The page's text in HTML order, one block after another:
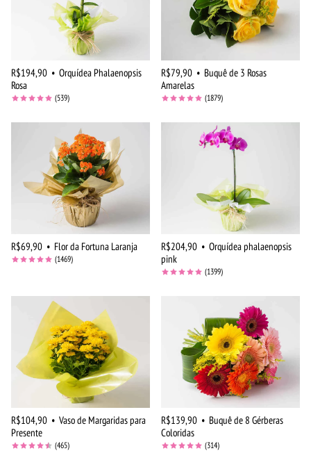
R$194,90 • Orquídea Phalaenopsis
Rosa
(539)
R$79,90 • Buquê de 3 Rosas
Amarelas
(1879)
R$69,90 • Flor da Fortuna Laranja
(1469)
R$204,90 • Orquídea phalaenopsis
pink
(1399)
R$104,90 • Vaso de Margaridas para
Presente
(465)
R$139,90 • Buquê de 8 Gérberas
Coloridas
(314)